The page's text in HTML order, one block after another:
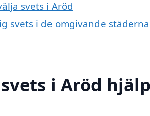
svets i Aröd
svets i de omgivande
i Aröd